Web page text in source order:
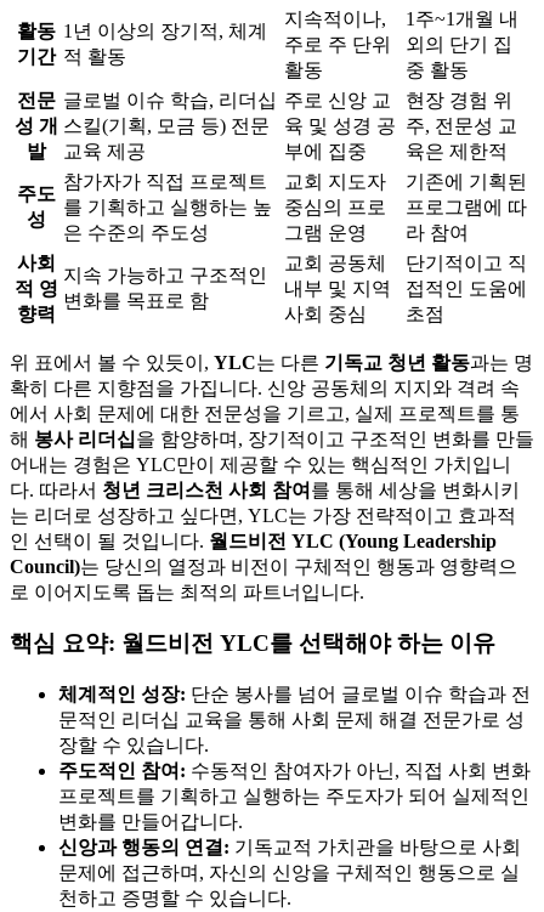
활동
기간
1년 이상의 장기적, 체계
적 활동
지속적이나,
주로 주 단위
활동
1주~1개월 내
외의 단기 집
중 활동
전문
성 개
발
글로벌 이슈 학습, 리더십
스킬(기획, 모금 등) 전문
교육 제공
주로 신앙 교
육 및 성경 공
부에 집중
현장 경험 위
주, 전문성 교
육은 제한적
주도
성
참가자가 직접 프로젝트
를 기획하고 실행하는 높
은 수준의 주도성
교회 지도자
중심의 프로
그램 운영
기존에 기획된
프로그램에 따
라 참여
사회
적 영
향력
지속 가능하고 구조적인
변화를 목표로 함
교회 공동체
내부 및 지역
사회 중심
단기적이고 직
접적인 도움에
초점
위 표에서 볼 수 있듯이, YLC는 다른 기독교 청년 활동과는 명
확히 다른 지향점을 가집니다. 신앙 공동체의 지지와 격려 속
에서 사회 문제에 대한 전문성을 기르고, 실제 프로젝트를 통
해 봉사 리더십을 함양하며, 장기적이고 구조적인 변화를 만들
어내는 경험은 YLC만이 제공할 수 있는 핵심적인 가치입니
다. 따라서 청년 크리스천 사회 참여 를 통해 세상을 변화시키
는 리더로 성장하고 싶다면, YLC는 가장 전략적이고 효과적
인 선택이 될 것입니다. 월드비전 YLC (Young Leadership
Council)는 당신의 열정과 비전이 구체적인 행동과 영향력으
로 이어지도록 돕는 최적의 파트너입니다.
핵심 요약: 월드비전 YLC를 선택해야 하는 이유
체계적인 성장: 단순 봉사를 넘어 글로벌 이슈 학습과 전
문적인 리더십 교육을 통해 사회 문제 해결 전문가로 성
장할 수 있습니다.
주도적인 참여: 수동적인 참여자가 아닌, 직접 사회 변화
프로젝트를 기획하고 실행하는 주도자가 되어 실제적인
변화를 만들어갑니다.
신앙과 행동의 연결: 기독교적 가치관을 바탕으로 사회
문제에 접근하며, 자신의 신앙을 구체적인 행동으로 실
천하고 증명할 수 있습니다.